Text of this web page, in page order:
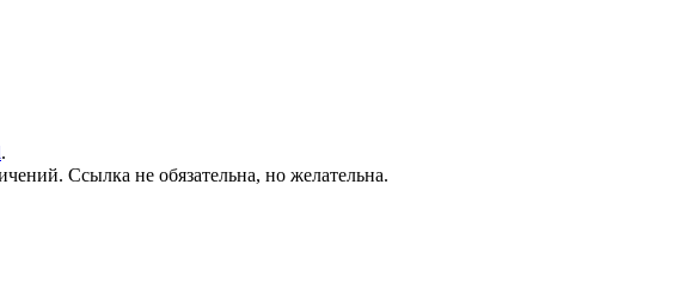
.
Ссылка не обязательна, но желательна.